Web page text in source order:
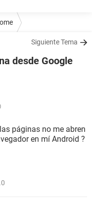
Siguiente Tema
desde Google
páginas no me abren
en mí Android ?